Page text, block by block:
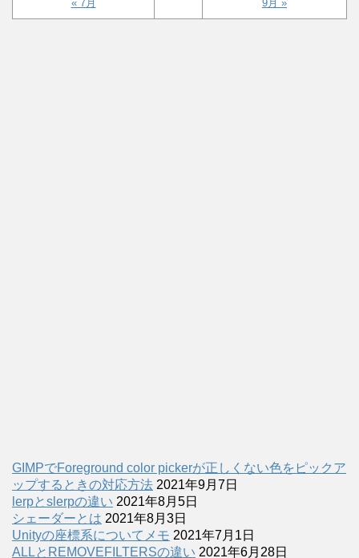
« 7月 9月 »
GIMPでForeground color pickerが正しくない色をピックア
ップするときの対応方法 2021年9月7日
lerpとslerpの違い 2021年8月5日
シェーダーとは 2021年8月3日
Unityの座標系についてメモ 2021年7月1日
ALLとREMOVEFILTERSの違い 2021年6月28日